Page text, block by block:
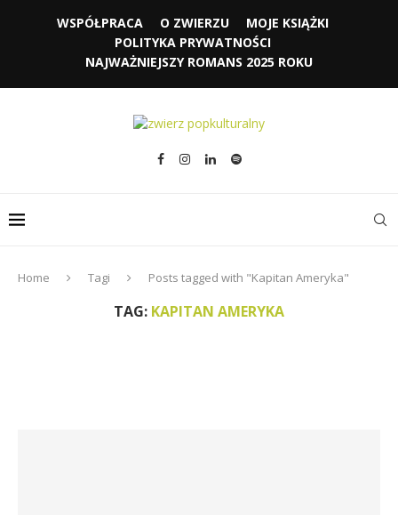
WSPÓŁPRACA O ZWIERZU
MOJE KSIĄŻKI
POLITYKA PRYWATNOŚCI
NAJWAŻNIEJSZY ROMANS 2025 ROKU
Home Tagi Posts tagged with "Kapitan Ameryka"
TAG: KAPITAN AMERYKA